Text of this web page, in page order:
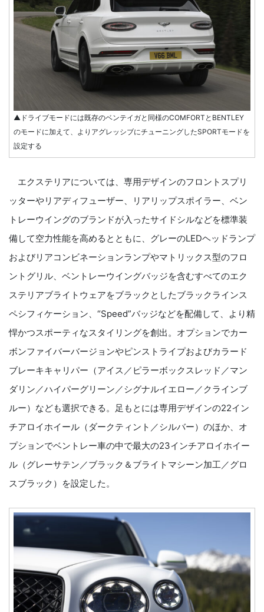
▲ドライブモードには既存のベンテイガと同様のCOMFORTとBENTLEY
のモードに加えて、よりアグレッシブにチューニングしたSPORTモードを
設定する
エクステリアについては、専用デザインのフロントスプリ
ッターやリアディフューザー、リアリップスポイラー、ベン
トレーウイングのブランドが入ったサイドシルなどを標準装
備して空力性能を高めるとともに、グレーのLEDヘッドランプ
およびリアコンビネーションランプやマトリックス型のフロ
ントグリル、ベントレーウイングバッジを含むすべてのエク
ステリアブライトウェアをブラックとしたブラックラインス
ペシフィケーション、“Speed”バッジなどを配備して、より精
悍かつスポーティなスタイリングを創出。オプションでカー
ボンファイバーバージョンやピンストライプおよびカラード
ブレーキキャリパー（アイス／ピラーボックスレッド／マン
ダリン／ハイパーグリーン／シグナルイエロー／クラインブ
ルー）なども選択できる。足もとには専用デザインの22イン
チアロイホイール（ダークティント／シルバー）のほか、オ
プションでベントレー車の中で最大の23インチアロイホイー
ル（グレーサテン／ブラック＆ブライトマシーン加工／グロ
スブラック）を設定した。